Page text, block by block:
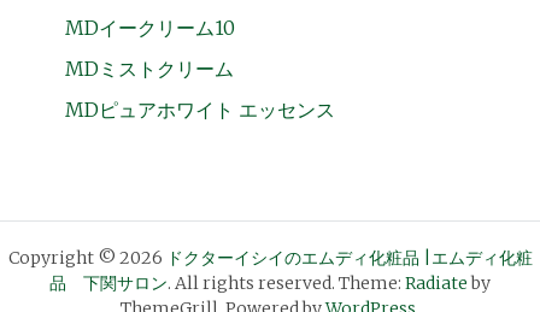
MDイークリーム10
MDミストクリーム
MDピュアホワイト エッセンス
Copyright © 2026 ドクターイシイのエムディ化粧品 |エムディ化粧
品 下関サロン. All rights reserved. Theme: Radiateby